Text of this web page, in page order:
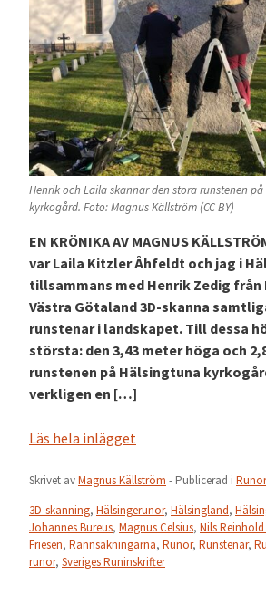
Henrik och Laila skannar den stora runstenen
kyrkogård. Foto: Magnus Källström (CC BY)
EN KRÖNIKA AV MAGNUS
var Laila Kitzler Åhfeldt och jag i
tillsammans med Henrik Zedig från
Västra Götaland 3D-skanna
runstenar i landskapet. Till dessa
största: den 3,43 meter höga och
runstenen på Hälsingtuna
verkligen en […]
Läs hela inlägget
Skrivet avMagnus Källström - Publicerad i Runor
3D-skanning, Hälsingerunor, Hälsingland,
Johannes Bureus, Magnus Celsius, Nils
Friesen, Rannsakningarna, Runor, Runstenar,
runor, Sveriges Runinskrifter